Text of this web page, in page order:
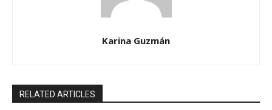
Karina Guzmán
RELATED ARTICLES